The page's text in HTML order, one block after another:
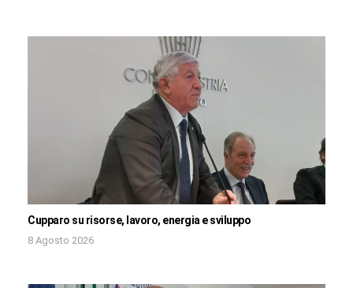
Cupparo su risorse, lavoro, energia e sviluppo
8 Agosto 2026